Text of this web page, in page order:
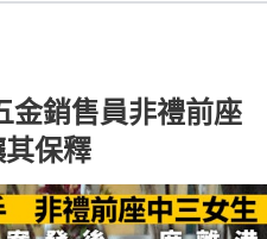
金銷售員非禮前座
保釋